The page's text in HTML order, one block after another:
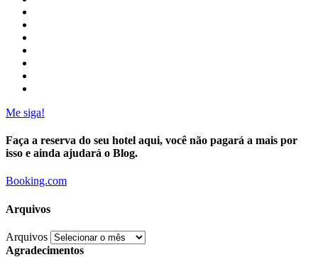
Me siga!
Faça a reserva do seu hotel aqui, você não pagará a mais por
isso e ainda ajudará o Blog.
Booking.com
Arquivos
Arquivos
Agradecimentos